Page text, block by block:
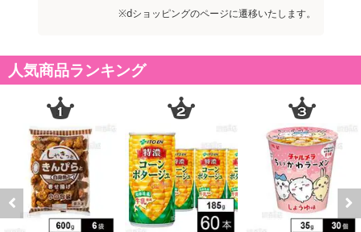
注意事項
こちらの商品はクール便(冷凍)でのお届けとなります。確実に受
け取りが可能な方のみお申し込みください。
※こちらの商品は、沖縄・離島地域またはクール便でのお届けが出
来ない地域の方は、お申込みいただけませんので、ご了承ください
ませ。
※dショッピングのページに遷移いたします。
人気商品ランキング
Previous Next